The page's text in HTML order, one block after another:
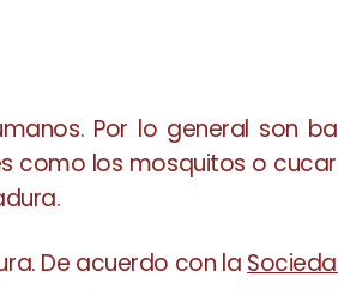
Por lo general son
como los mosquitos o
De acuerdo con la